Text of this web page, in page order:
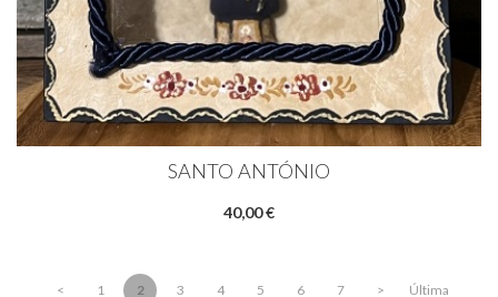
SANTO ANTÓNIO
40,00 €
< 1 2 3 4 5 6 7 > Última